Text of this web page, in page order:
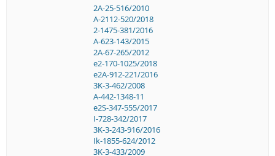
2A-25-516/2010
A-2112-520/2018
2-1475-381/2016
A-623-143/2015
2A-67-265/2012
e2-170-1025/2018
e2A-912-221/2016
3K-3-462/2008
A-442-1348-11
e2S-347-555/2017
I-728-342/2017
3K-3-243-916/2016
Ik-1855-624/2012
3K-3-433/2009